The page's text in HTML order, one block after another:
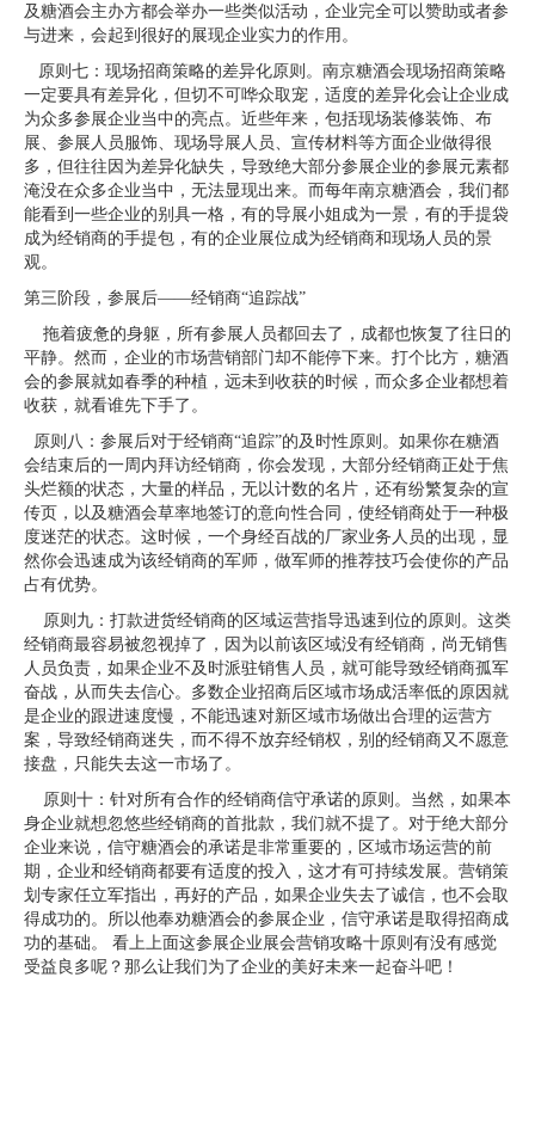
及糖酒会主办方都会举办一些类似活动，企业完全可以赞助或者参
与进来，会起到很好的展现企业实力的作用。
原则七：现场招商策略的差异化原则。南京糖酒会现场招商策略
一定要具有差异化，但切不可哗众取宠，适度的差异化会让企业成
为众多参展企业当中的亮点。近些年来，包括现场装修装饰、布
展、参展人员服饰、现场导展人员、宣传材料等方面企业做得很
多，但往往因为差异化缺失，导致绝大部分参展企业的参展元素都
淹没在众多企业当中，无法显现出来。而每年南京糖酒会，我们都
能看到一些企业的别具一格，有的导展小姐成为一景，有的手提袋
成为经销商的手提包，有的企业展位成为经销商和现场人员的景
观。
第三阶段，参展后——经销商“追踪战”
拖着疲惫的身躯，所有参展人员都回去了，成都也恢复了往日的
平静。然而，企业的市场营销部门却不能停下来。打个比方，糖酒
会的参展就如春季的种植，远未到收获的时候，而众多企业都想着
收获，就看谁先下手了。
原则八：参展后对于经销商“追踪”的及时性原则。如果你在糖酒
会结束后的一周内拜访经销商，你会发现，大部分经销商正处于焦
头烂额的状态，大量的样品，无以计数的名片，还有纷繁复杂的宣
传页，以及糖酒会草率地签订的意向性合同，使经销商处于一种极
度迷茫的状态。这时候，一个身经百战的厂家业务人员的出现，显
然你会迅速成为该经销商的军师，做军师的推荐技巧会使你的产品
占有优势。
原则九：打款进货经销商的区域运营指导迅速到位的原则。这类
经销商最容易被忽视掉了，因为以前该区域没有经销商，尚无销售
人员负责，如果企业不及时派驻销售人员，就可能导致经销商孤军
奋战，从而失去信心。多数企业招商后区域市场成活率低的原因就
是企业的跟进速度慢，不能迅速对新区域市场做出合理的运营方
案，导致经销商迷失，而不得不放弃经销权，别的经销商又不愿意
接盘，只能失去这一市场了。
原则十：针对所有合作的经销商信守承诺的原则。当然，如果本
身企业就想忽悠些经销商的首批款，我们就不提了。对于绝大部分
企业来说，信守糖酒会的承诺是非常重要的，区域市场运营的前
期，企业和经销商都要有适度的投入，这才有可持续发展。营销策
划专家任立军指出，再好的产品，如果企业失去了诚信，也不会取
得成功的。所以他奉劝糖酒会的参展企业，信守承诺是取得招商成
功的基础。 看上上面这参展企业展会营销攻略十原则有没有感觉
受益良多呢？那么让我们为了企业的美好未来一起奋斗吧！